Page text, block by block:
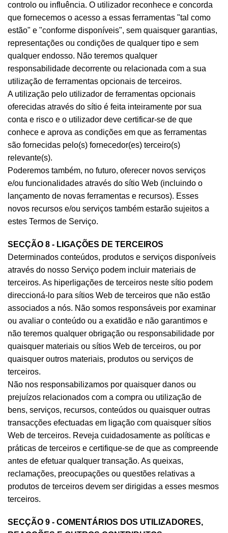
controlo ou influência. O utilizador reconhece e concorda
que fornecemos o acesso a essas ferramentas "tal como
estão" e "conforme disponíveis", sem quaisquer garantias,
representações ou condições de qualquer tipo e sem
qualquer endosso. Não teremos qualquer
responsabilidade decorrente ou relacionada com a sua
utilização de ferramentas opcionais de terceiros.
A utilização pelo utilizador de ferramentas opcionais
oferecidas através do sítio é feita inteiramente por sua
conta e risco e o utilizador deve certificar-se de que
conhece e aprova as condições em que as ferramentas
são fornecidas pelo(s) fornecedor(es) terceiro(s)
relevante(s).
Poderemos também, no futuro, oferecer novos serviços
e/ou funcionalidades através do sítio Web (incluindo o
lançamento de novas ferramentas e recursos). Esses
novos recursos e/ou serviços também estarão sujeitos a
estes Termos de Serviço.
SECÇÃO 8 - LIGAÇÕES DE TERCEIROS
Determinados conteúdos, produtos e serviços disponíveis
através do nosso Serviço podem incluir materiais de
terceiros. As hiperligações de terceiros neste sítio podem
direccioná-lo para sítios Web de terceiros que não estão
associados a nós. Não somos responsáveis por examinar
ou avaliar o conteúdo ou a exatidão e não garantimos e
não teremos qualquer obrigação ou responsabilidade por
quaisquer materiais ou sítios Web de terceiros, ou por
quaisquer outros materiais, produtos ou serviços de
terceiros.
Não nos responsabilizamos por quaisquer danos ou
prejuízos relacionados com a compra ou utilização de
bens, serviços, recursos, conteúdos ou quaisquer outras
transacções efectuadas em ligação com quaisquer sítios
Web de terceiros. Reveja cuidadosamente as políticas e
práticas de terceiros e certifique-se de que as compreende
antes de efetuar qualquer transação. As queixas,
reclamações, preocupações ou questões relativas a
produtos de terceiros devem ser dirigidas a esses mesmos
terceiros.
SECÇÃO 9 - COMENTÁRIOS DOS UTILIZADORES,